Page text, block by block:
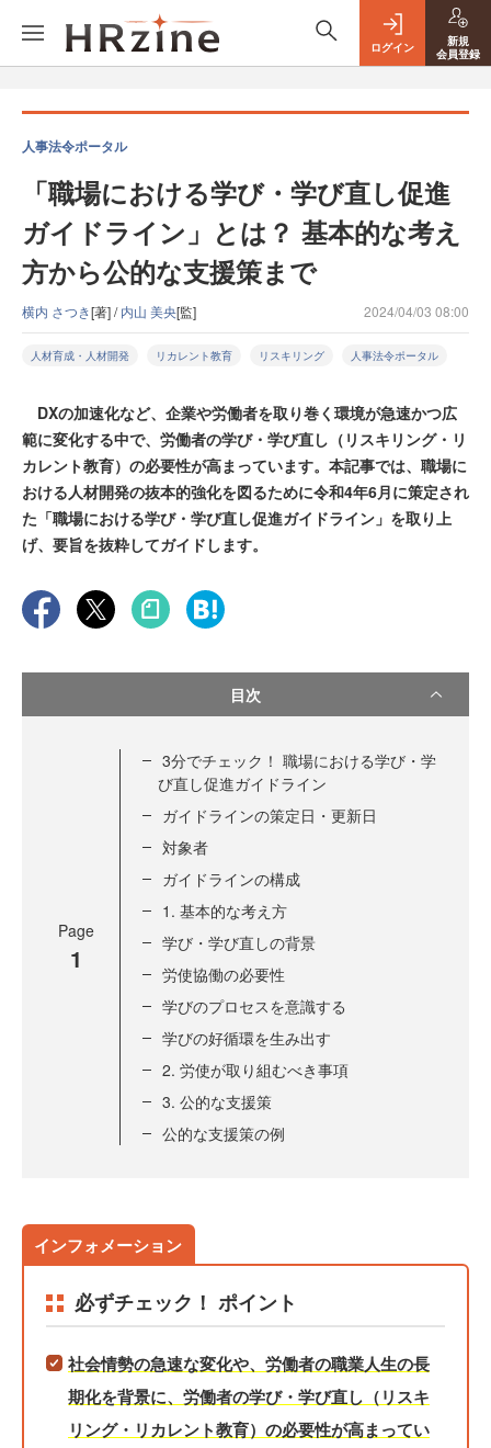
ログイン
新規
会員登録
人事法令ポータル
「職場における学び・学び直し促進
ガイドライン」とは？ 基本的な考え
方から公的な支援策まで
横内 さつき[著] /内山 美央[監] 2024/04/03 08:00
人材育成・人材開発 リカレント教育 リスキリング 人事法令ポータル
DXの加速化など、企業や労働者を取り巻く環境が急速かつ広
範に変化する中で、労働者の学び・学び直し（リスキリング・リ
カレント教育）の必要性が高まっています。本記事では、職場に
おける人材開発の抜本的強化を図るために令和4年6月に策定され
た「職場における学び・学び直し促進ガイドライン」を取り上
げ、要旨を抜粋してガイドします。
目次
Page
1
3分でチェック！ 職場における学び・学
び直し促進ガイドライン
ガイドラインの策定日・更新日
対象者
ガイドラインの構成
1. 基本的な考え方
学び・学び直しの背景
労使協働の必要性
学びのプロセスを意識する
学びの好循環を生み出す
2. 労使が取り組むべき事項
3. 公的な支援策
公的な支援策の例
必ずチェック！ ポイント
社会情勢の急速な変化や、労働者の職業人生の長
期化を背景に、労働者の学び・学び直し（リスキ
リング・リカレント教育）の必要性が高まってい